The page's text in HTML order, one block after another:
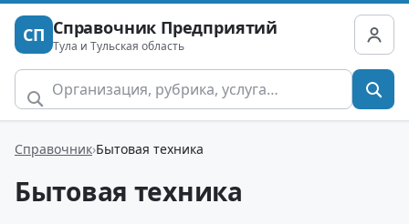
СП Справочник Предприятий
Тула и Тульская область
Справочник Бытовая техника
Бытовая техника